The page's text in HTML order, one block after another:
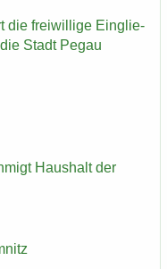
die frei­wil­li­ge Ein­glie­
Stadt Pegau
Haus­halt der